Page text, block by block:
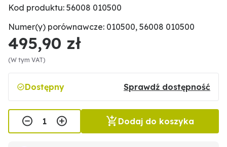
Kod produktu: 56008 010500
Numer(y) porównawcze: 010500, 56008 010500
495,90 zł
(W tym VAT)
Dostępny Sprawdź dostępność
Dodaj do koszyka